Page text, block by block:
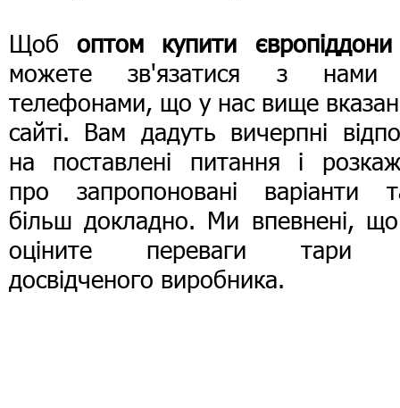
Щобоптом купити європіддони
можете зв'язатися з нами
телефонами, що у нас вище
сайті. Вам дадуть вичерпні
на поставлені питання і
про запропоновані варіанти
більш докладно. Ми впевнені,
оціните переваги тари
досвідченого виробника.